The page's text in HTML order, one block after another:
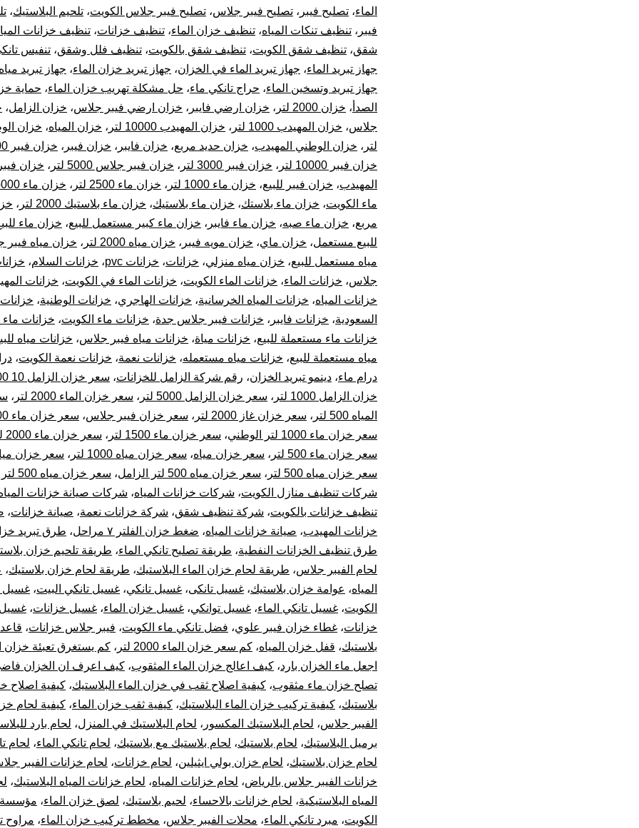
الماء، تصليح فيبر ، تصليح فيبر جلاس، تصليح فيبر جلاس الكويت، تلحيم البلاستيك،
فيبر ، تنظيف تنكات المياه، تنظيف خزان الماء، تنظيف خزانات، تنظيف خزانات
شقق، تنظيف شقق الكويت، تنظيف شقق بالكويت، تنظيف فلل وشقق، تنفيس
جهاز تبريد الماء، جهاز تبريد الماء في الخزان، جهاز تبريد خزان الماء، جهاز تبريد
جهاز تبريد وتسخين الماء، حراج تانكي ماء، حل مشكلة تهريب خزان الماء، حماية
الصدأ ، خزان 2000 لتر ، خزان ارضي فايبر ، خزان ارضي فيبر جلاس، خزان الزامل،
جلاس، خزان المهيدب 1000 لتر ، خزان المهيدب 10000 لتر ، خزان المياه،
لتر ، خزان الوطني المهيدب، خزان حديد مربع، خزان فايبر ، خزان فيبر ، خزان فيبر 1000 لتر
خزان فيبر 10000 لتر
، خزان فيبر 3000 لتر ، خزان فيبر جلاس 5000 لتر ، خزان
المهيدب، خزان فيبر للبيع، خزان ماء 1000 لتر ، خزان ماء 2500 لتر ، خزان ماء 5000 لتر
ماء الكويت، خزان ماء بلاستك، خزان ماء بلاستيك، خزان ماء بلاستيك 2000 لتر ،
مربع، خزان ماء صبه، خزان ماء فايبر ، خزان ماء كبير مستعمل للبيع، خزان ماء
للبيع مستعمل، خزان ماي، خزان مويه فيبر ، خزان مياه 2000 لتر ، خزان مياه فيبر
مياه مستعمل للبيع، خزان مياه منزلي، خزانات، خزانات pvc ، خزانات السلام،
جلاس، خزانات الماء، خزانات الماء الكويت، خزانات الماء في الكويت، خزانات
خزانات المياه، خزانات المياه الخرسانية، خزانات الهاجري، خزانات الوطنية،
السعودية، خزانات فايبر ، خزانات فيبر جلاس جدة، خزانات ماء الكويت، خزانات ماء
خزانات ماء مستعملة للبيع، خزانات مياة، خزانات مياه فيبر جلاس، خزانات مياه
مياه مستعملة للبيع، خزانات مياه مستعمله، خزانات نعمة، خزانات نعمة الكويت،
درام ماء، دينمو تبريد الخزان، رقم شركة الزامل للخزانات، سعر خزان الزامل 10 000 لتر
خزان الزامل 1000 لتر
، سعر خزان الزامل 5000 لتر ، سعر خزان الماء 2000 لتر ،
المياه 500 لتر
، سعر خزان غاز 2000 لتر ، سعر خزان فيبر جلاس، سعر خزان ماء 1000 لتر
سعر خزان ماء 1000 لتر الوطني
، سعر خزان ماء 1500 لتر ، سعر خزان ماء 2000 لتر المهيدب
سعر خزان ماء 500 لتر
، سعر خزان مياه، سعر خزان مياه 1000 لتر ، سعر خزان مياه 300
سعر خزان مياه 500 لتر
، سعر خزان مياه 500 لتر الزامل ، سعر خزان مياه 500 لتر المهيدب
شركات تنظيف منازل الكويت، شركات خزانات المياه، شركات صيانة خزانات
تنظيف خزانات بالكويت، شركة تنظيف شقق، شركة خزانات نعمة، صيانة خزانات،
خزانات المهيدب، صيانة خزانات المياه، ضغط خزان الفلتر ٧ مراحل ، طرق تبريد
طرق تنظيف الخزانات النفطية، طريقة تصليح تانكي الماء، طريقة تلحيم خزان
لحام الفيبر جلاس، طريقة لحام خزان الماء البلاستيك، طريقة لحام خزان بلاستيك،
المياه، عوامة خزان بلاستيك، غسيل تانكى، غسيل تانكي، غسيل تانكي البيت، غسيل
الكويت، غسيل تانكي الماء، غسيل توانكي، غسيل خزان الماء، غسيل خزانات، غسيل
خزانات، غطاء خزان فيبر علوي، فضل تانكي ماء الكويت، فيبر جلاس خزانات،
بلاستيك، قفل خزان المياه، كم سعر خزان الماء 2000 لتر ، كم يستغرق تعبئة خزان
اجعل ماء الخزان بارد، كيف اعالج خزان الماء المثقوب، كيف اعرف ان الخزان
تصلح خزان ماء مثقوب، كيفية اصلاح ثقب في خزان الماء البلاستيك، كيفية اصلاح
بلاستيك، كيفية تركيب خزان الماء البلاستيك، كيفية ثقب خزان الماء، كيفية لحام
الفيبر جلاس، لحام البلاستيك المكسور ، لحام البلاستيك في المنزل، لحام بارد
برميل البلاستيك، لحام بلاستيك، لحام بلاستيك مع بلاستيك، لحام تانكي الماء، لحام
لحام خزان بلاستيك، لحام خزان بولي ايثيلين، لحام خزانات، لحام خزانات الفيبر
خزانات الفيبر جلاس بالرياض، لحام خزانات المياه، لحام خزانات المياه البلاستيك،
المياه البلاستيكية، لحام خزانات بالاحساء، لحيم بلاستيك، لصق خزان الماء، مؤسسة
الكويت، مبرد تانكي الماء، محلات الفيبر جلاس، مخطط تركيب خزان الماء، مراوح